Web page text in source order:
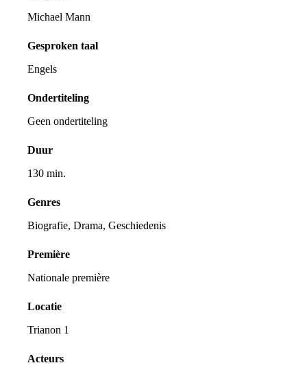
Michael Mann
Gesproken taal
Engels
Ondertiteling
Geen ondertiteling
Duur
130 min.
Genres
Biografie, Drama, Geschiedenis
Première
Nationale première
Locatie
Trianon 1
Acteurs